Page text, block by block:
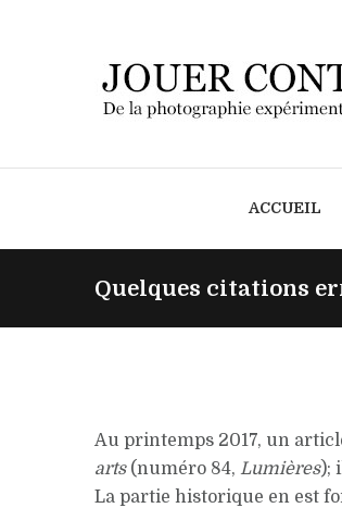
ACCUEIL
Quelques citations
Au printemps 2017, un
arts (numéro 84, Lumières);
La partie historique en est